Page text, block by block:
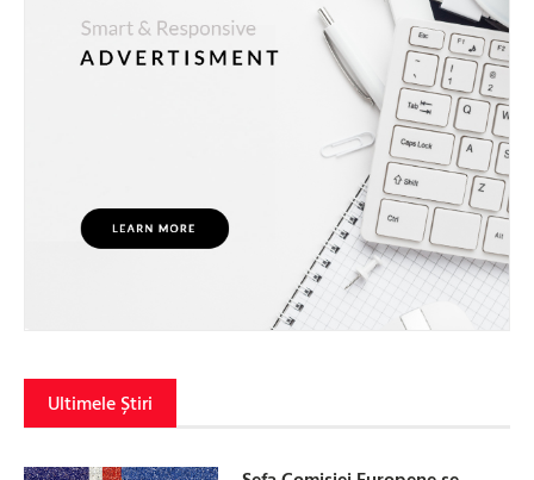
Ultimele Știri